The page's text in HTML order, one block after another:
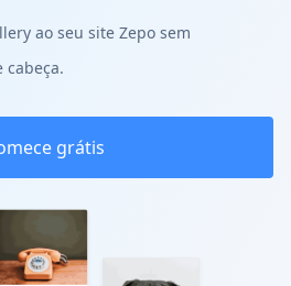
ao seu site Zepo sem
cabeça.
grátis